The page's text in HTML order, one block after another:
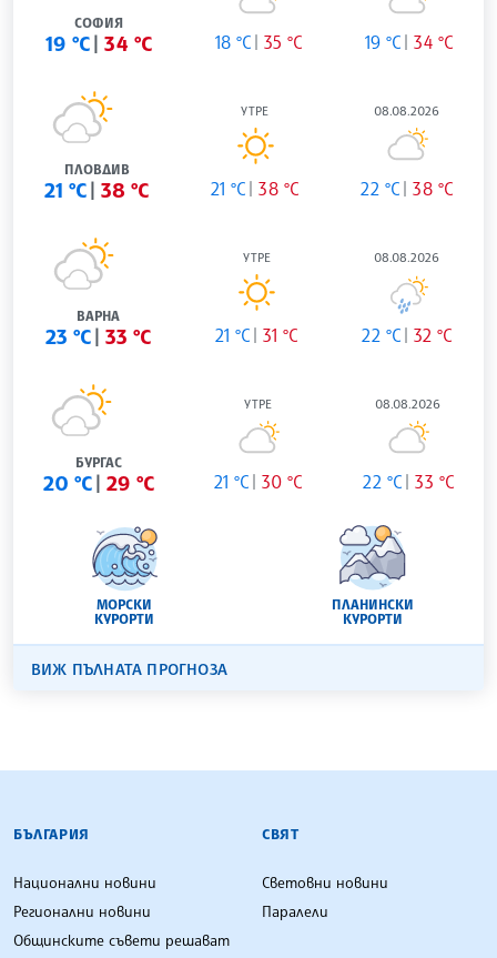
СОФИЯ
19 °C 34 °C 18 °C 35 °C 19 °C 34 °C
ПЛОВДИВ
21 °C 38 °C
УТРЕ
21 °C 38 °C
08.08.2026
22 °C 38 °C
ВАРНА
23 °C 33 °C
УТРЕ
21 °C 31 °C
08.08.2026
22 °C 32 °C
БУРГАС
20 °C 29 °C
УТРЕ
21 °C 30 °C
08.08.2026
22 °C 33 °C
МОРСКИ
КУРОРТИ
ПЛАНИНСКИ
КУРОРТИ
ВИЖ ПЪЛНАТА ПРОГНОЗА
БЪЛГАРСКА ТЕЛЕГРАФНА АГЕНЦИЯ
БЪЛГАРИЯ
Национални новини
Регионални новини
Общинските съвети решават
СВЯТ
Световни новини
Паралели